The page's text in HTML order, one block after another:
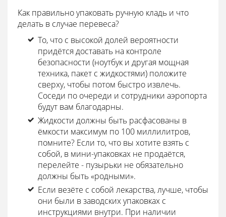
Как правильно упаковать ручную кладь и что
делать в случае перевеса?
То, что с высокой долей вероятности
придётся доставать на контроле
безопасности (ноутбук и другая мощная
техника, пакет с жидкостями) положите
сверху, чтобы потом быстро извлечь.
Соседи по очереди и сотрудники аэропорта
будут вам благодарны.
Жидкости должны быть расфасованы в
ёмкости максимум по 100 миллилитров,
помните? Если то, что вы хотите взять с
собой, в мини-упаковках не продаётся,
перелейте - пузырьки не обязательно
должны быть «родными».
Если везёте с собой лекарства, лучше, чтобы
они были в заводских упаковках с
инструкциями внутри. При наличии